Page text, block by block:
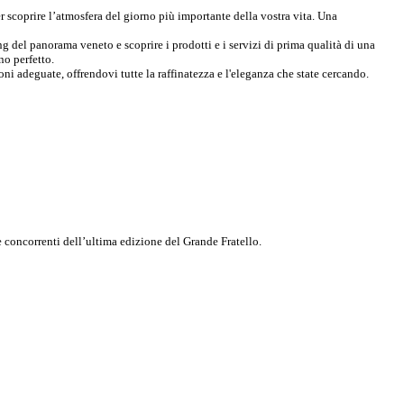
l’atmosfera del giorno più importante della vostra vita. Una
del panorama veneto e scoprire i prodotti e i servizi di prima qualità di una
perfetto.
adeguate, offrendovi tutte la raffinatezza e l'eleganza che state cercando.
dell’ultima edizione del Grande Fratello.